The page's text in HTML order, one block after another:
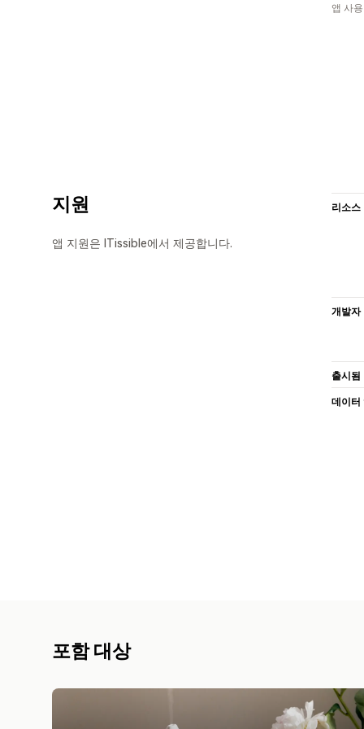
앱 사
지원
앱 지원은 ITissible에서 제공합니다.
리소스
개발자
출시됨
데이터
포함 대상